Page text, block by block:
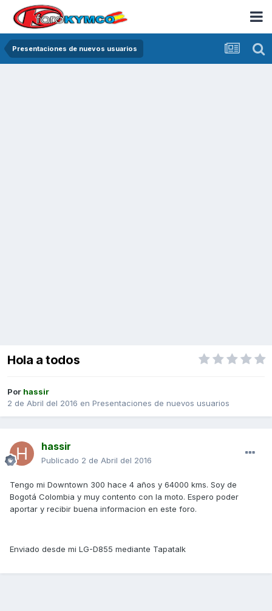
Presentaciones de nuevos usuarios
Hola a todos
Por hassir
2 de Abril del 2016 en Presentaciones de nuevos usuarios
hassir
Publicado 2 de Abril del 2016
Tengo mi Downtown 300 hace 4 años y 64000 kms. Soy de
Bogotá Colombia y muy contento con la moto. Espero poder
aportar y recibir buena informacion en este foro.
Enviado desde mi LG-D855 mediante Tapatalk